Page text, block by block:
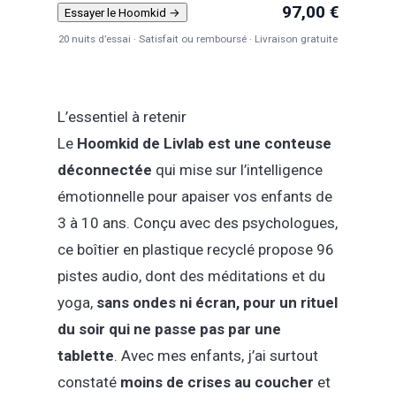
Essayer le Hoomkid → 97,00 €
20 nuits d’essai · Satisfait ou remboursé · Livraison gratuite
L’essentiel à retenir
Le Hoomkid de Livlab est une conteuse
déconnectée qui mise sur l’intelligence
émotionnelle pour apaiser vos enfants de
3 à 10 ans. Conçu avec des psychologues,
ce boîtier en plastique recyclé propose 96
pistes audio, dont des méditations et du
yoga, sans ondes ni écran, pour un rituel
du soir qui ne passe pas par une
tablette. Avec mes enfants, j’ai surtout
constaté moins de crises au coucher et